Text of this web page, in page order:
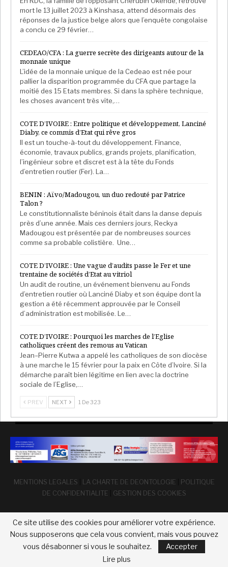
mort le 13 juillet 2023 à Kinshasa, attend désormais des
réponses de la justice belge alors que l’enquête congolaise
a conclu ce 29 février…
CEDEAO/CFA : La guerre secrète des dirigeants autour de la
monnaie unique
L’idée de la monnaie unique de la Cedeao est née pour
pallier la disparition programmée du CFA que partage la
moitié des 15 Etats membres. Si dans la sphère technique,
les choses avancent très vite,…
COTE D’IVOIRE : Entre politique et développement, Lanciné
Diaby, ce commis d’Etat qui rêve gros
Il est un touche-à-tout du développement. Finance,
économie, travaux publics, grands projets, planification,
l’ingénieur sobre et discret est à la tête du Fonds
d’entretien routier (Fer). La…
BENIN : Aïvo/Madougou, un duo redouté par Patrice
Talon ?
Le constitutionnaliste béninois était dans la danse depuis
près d’une année. Mais ces derniers jours, Reckya
Madougou est présentée par de nombreuses sources
comme sa probable colistière. Une…
COTE D’IVOIRE : Une vague d’audits passe le Fer et une
trentaine de sociétés d’Etat au vitriol
Un audit de routine, un événement bienvenu au Fonds
d’entretien routier où Lanciné Diaby et son équipe dont la
gestion a été récemment approuvée par le Conseil
d’administration est mobilisée. Le…
COTE D’IVOIRE : Pourquoi les marches de l’Eglise
catholiques créent des remous au Vatican
Jean–Pierre Kutwa a appelé les catholiques de son diocèse
à une marche le 15 février pour la paix en Côte d’Ivoire. Si la
démarche paraît bien légitime en lien avec la doctrine
sociale de l’Eglise,…
PREV NEXT 1 De 323
MENTIONS LEGALES LA CHARTE DE DEONTOLOGIE
POLITIQUE
DE CONFIDENTIALITE
GESTION DES COOKIES
© 2026 - Afrika Strategies France. Tous droits réservés
Ce site utilise des cookies pour améliorer votre expérience.
Nous supposerons que cela vous convient, mais vous pouvez
vous désabonner si vous le souhaitez.
Accepter
Lire plus